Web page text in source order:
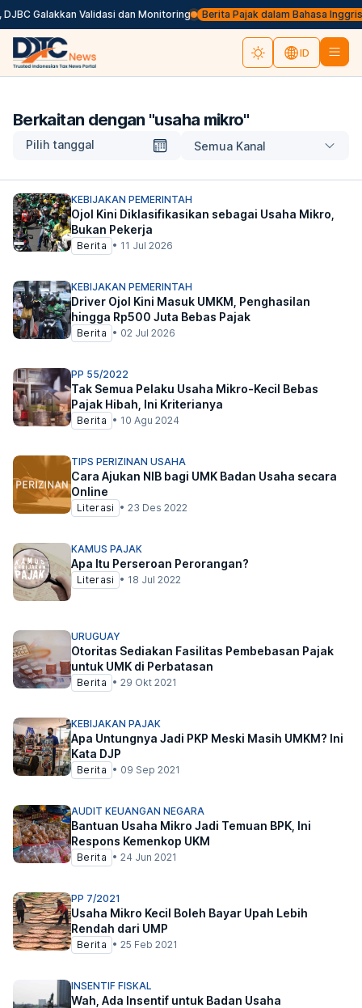
Galakkan Validasi dan Monitoring Berita Pajak dalam Bahasa Inggris,
ID
Berkaitan dengan "usaha mikro"
Pilih tanggal Semua Kanal
KEBIJAKAN PEMERINTAH
Ojol Kini Diklasifikasikan sebagai Usaha Mikro,
Bukan Pekerja
Berita • 11 Jul 2026
KEBIJAKAN PEMERINTAH
Driver Ojol Kini Masuk UMKM, Penghasilan
hingga Rp500 Juta Bebas Pajak
Berita • 02 Jul 2026
PP 55/2022
Tak Semua Pelaku Usaha Mikro-Kecil Bebas
Pajak Hibah, Ini Kriterianya
Berita • 10 Agu 2024
TIPS PERIZINAN USAHA
Cara Ajukan NIB bagi UMK Badan Usaha secara
Online
Literasi • 23 Des 2022
KAMUS PAJAK
Apa Itu Perseroan Perorangan?
Literasi • 18 Jul 2022
URUGUAY
Otoritas Sediakan Fasilitas Pembebasan Pajak
untuk UMK di Perbatasan
Berita • 29 Okt 2021
KEBIJAKAN PAJAK
Apa Untungnya Jadi PKP Meski Masih UMKM? Ini
Kata DJP
Berita • 09 Sep 2021
AUDIT KEUANGAN NEGARA
Bantuan Usaha Mikro Jadi Temuan BPK, Ini
Respons Kemenkop UKM
Berita • 24 Jun 2021
PP 7/2021
Usaha Mikro Kecil Boleh Bayar Upah Lebih
Rendah dari UMP
Berita • 25 Feb 2021
INSENTIF FISKAL
Wah, Ada Insentif untuk Badan Usaha